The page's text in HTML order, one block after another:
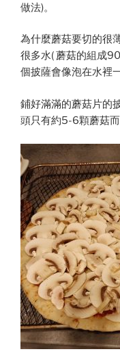
做法)。
為什麼蘑菇要切的很
很多水( 蘑菇的組成
個披薩會像泡在水裡
鋪好滿滿的蘑菇片的
頭只有約5-6顆蘑菇